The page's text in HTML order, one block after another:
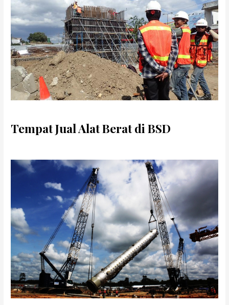
Tempat Jual Alat Berat di BSD